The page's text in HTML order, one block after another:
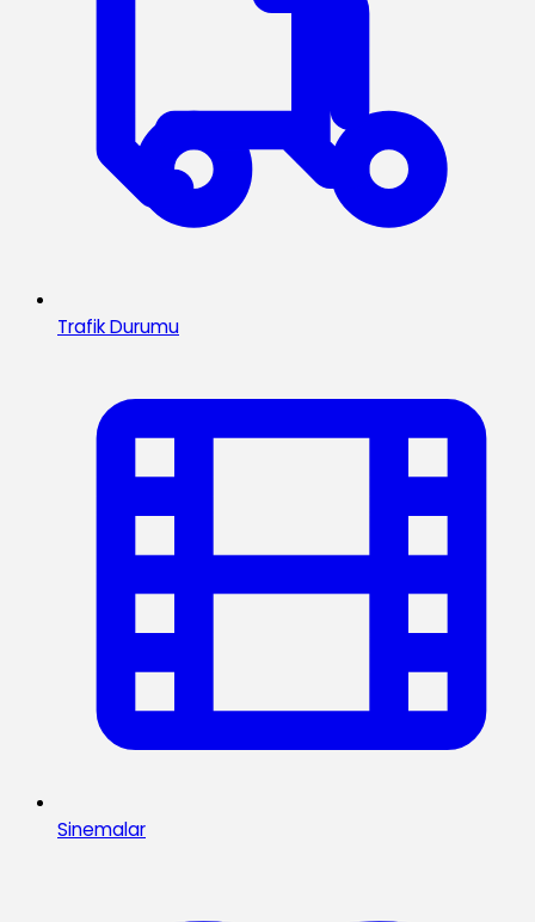
Trafik Durumu
Sinemalar